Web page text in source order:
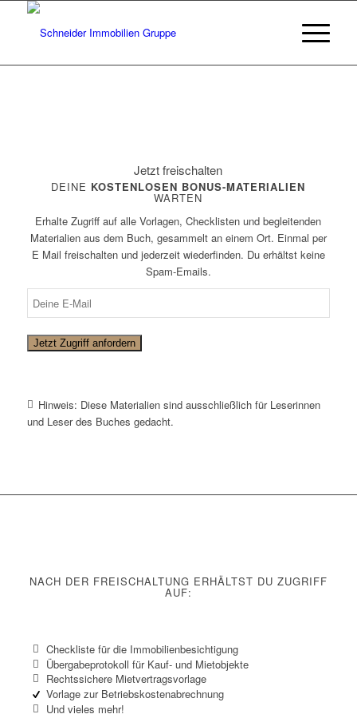
Jetzt freischalten
DEINE KOSTENLOSEN BONUS-MATERIALIEN
WARTEN
Erhalte Zugriff auf alle Vorlagen, Checklisten und begleitenden
Materialien aus dem Buch, gesammelt an einem Ort. Einmal per
E Mail freischalten und jederzeit wiederfinden. Du erhältst keine
Spam-Emails.
Jetzt Zugriff anfordern
Hinweis: Diese Materialien sind ausschließlich für Leserinnen
und Leser des Buches gedacht.
NACH DER FREISCHALTUNG ERHÄLTST DU ZUGRIFF
AUF:
Checkliste für die Immobilienbesichtigung
Übergabeprotokoll für Kauf- und Mietobjekte
Rechtssichere Mietvertragsvorlage
Vorlage zur Betriebskostenabrechnung
Und vieles mehr!